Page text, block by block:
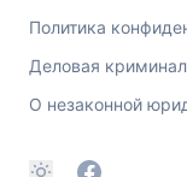
Политика
Деловая
О незаконной